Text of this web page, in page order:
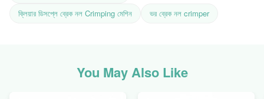
ক্লিয়ার ডিসপ্লে ব্রেক নল Crimping মেশিন
ভর ব্রেক নল crimper
You May Also Like